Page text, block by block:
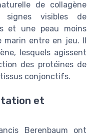
de collagène
signes visibles de
et une peau moins
marin entre en jeu. Il
lesquels agissent
des protéines de
conjonctifs.
et
Berenbaum ont